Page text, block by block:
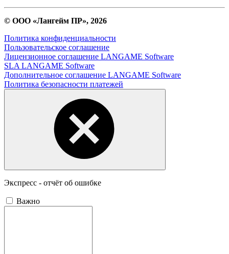
© ООО «Лангейм ПР», 2026
Политика конфиденциальности
Пользовательское соглашение
Лицензионное соглашение LANGAME Software
SLA LANGAME Software
Дополнительное соглашение LANGAME Software
Политика безопасности платежей
Экспресс - отчёт об ошибке
Важно